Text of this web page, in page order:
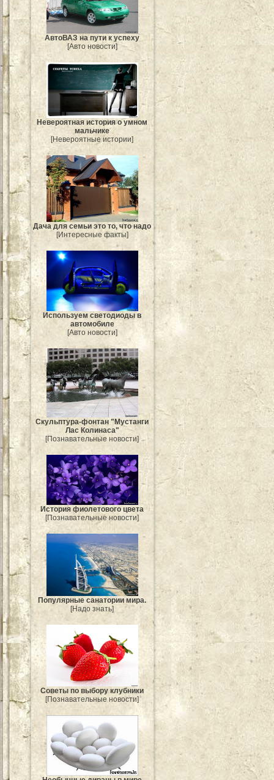
АвтоВАЗ на пути к успеху
[Авто новости]
Невероятная история о умном
мальчике
[Невероятные истории]
Дача для семьи это то, что надо
[Интересные факты]
Используем светодиоды в
автомобиле
[Авто новости]
Скульптура-фонтан "Мустанги
Лас Колинаса"
[Познавательные новости]
История фиолетового цвета
[Познавательные новости]
Популярные санатории мира.
[Надо знать]
Советы по выбору клубники
[Познавательные новости]